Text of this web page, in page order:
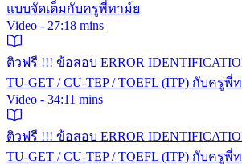
แบบจัดเต็มกับครูพี่ทาม์ย
Video - 27:18 mins
ติวฟรี !!! ข้อสอบ ERROR
TU-GET / CU-TEP / TOEFL (ITP) กับครูพี่ท
Video - 34:11 mins
ติวฟรี !!! ข้อสอบ ERROR
TU-GET / CU-TEP / TOEFL (ITP) กับครูพี่